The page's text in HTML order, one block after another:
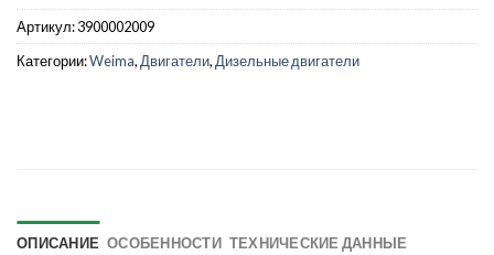
Артикул:3900002009
Категории:Weima,Двигатели,Дизельные двигатели
ОПИСАНИЕ ОСОБЕННОСТИ ТЕХНИЧЕСКИЕ ДАННЫЕ